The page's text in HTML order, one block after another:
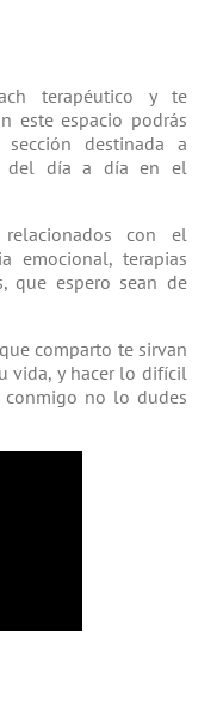
tera­péutico y te
este espacio podrás
destinada a
del día a día en el
relacio­nados con el
emocional, terapias
que espero sean de
comparto te sirvan
vida, y hacer lo difícil
conmigo no lo dudes